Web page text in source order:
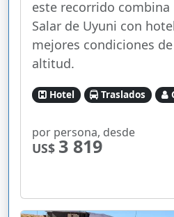
este recorrido combina
Salar de Uyuni con
mejores condiciones
altitud.
Hotel Traslados
por persona, desde
US$ 3 819